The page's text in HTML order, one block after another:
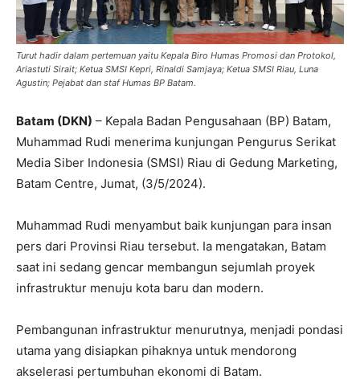
Turut hadir dalam pertemuan yaitu Kepala Biro Humas Promosi dan Protokol,
Ariastuti Sirait; Ketua SMSI Kepri, Rinaldi Samjaya; Ketua SMSI Riau, Luna
Agustin; Pejabat dan staf Humas BP Batam.
Batam (DKN) – Kepala Badan Pengusahaan (BP) Batam,
Muhammad Rudi menerima kunjungan Pengurus Serikat
Media Siber Indonesia (SMSI) Riau di Gedung Marketing,
Batam Centre, Jumat, (3/5/2024).
Muhammad Rudi menyambut baik kunjungan para insan
pers dari Provinsi Riau tersebut. Ia mengatakan, Batam
saat ini sedang gencar membangun sejumlah proyek
infrastruktur menuju kota baru dan modern.
Pembangunan infrastruktur menurutnya, menjadi pondasi
utama yang disiapkan pihaknya untuk mendorong
akselerasi pertumbuhan ekonomi di Batam.